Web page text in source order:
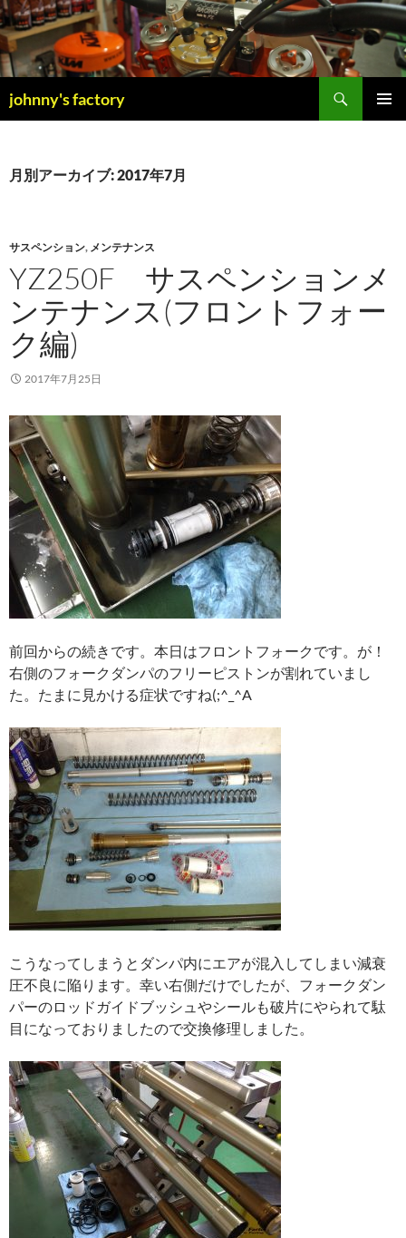
johnny's factory
索
ン
キ
ッ
プ
月別アーカイブ: 2017年7月
サスペンション, メンテナンス
YZ250F サスペンションメ
ンテナンス(フロントフォー
ク編)
2017年7月25日
前回からの続きです。本日はフロントフォークです。が！
右側のフォークダンパのフリーピストンが割れていまし
た。たまに見かける症状ですね(;^_^A
こうなってしまうとダンパ内にエアが混入してしまい減衰
圧不良に陥ります。幸い右側だけでしたが、フォークダン
パーのロッドガイドブッシュやシールも破片にやられて駄
目になっておりましたので交換修理しました。